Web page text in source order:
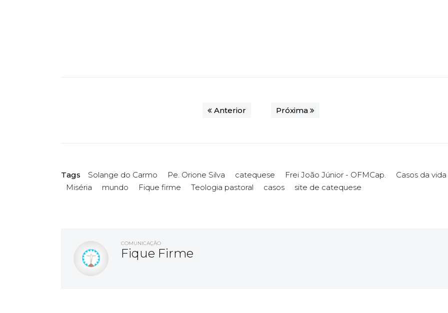
Anterior Próxima
Tags Solange do Carmo Pe. Orione Silva catequese Frei João Júnior - OFMCap.
Casos da vida
Miséria
mundo Fique firme Teologia pastoral casos site de catequese
COMUNICAÇÃO
Fique Firme